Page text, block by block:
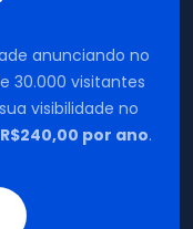
anunciando no
30.000 visitantes
visibilidade no
R$240,00 por ano.